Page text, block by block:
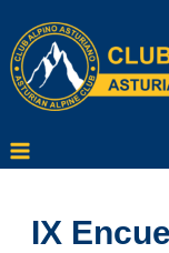
contenido
IX